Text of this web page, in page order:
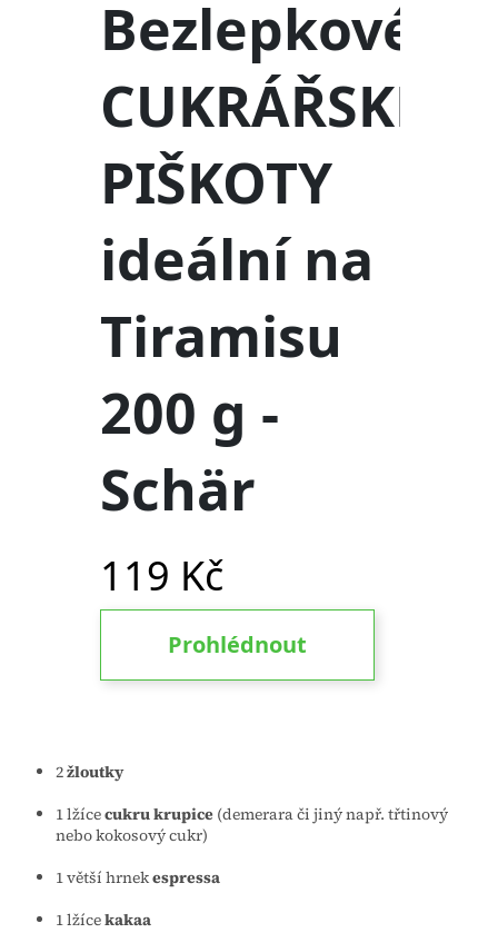
2žloutky
1 lžícecukru krupice (demerara či jiný např. třtinový
nebo kokosový cukr)
1 větší hrnekespressa
1 lžícekakaa